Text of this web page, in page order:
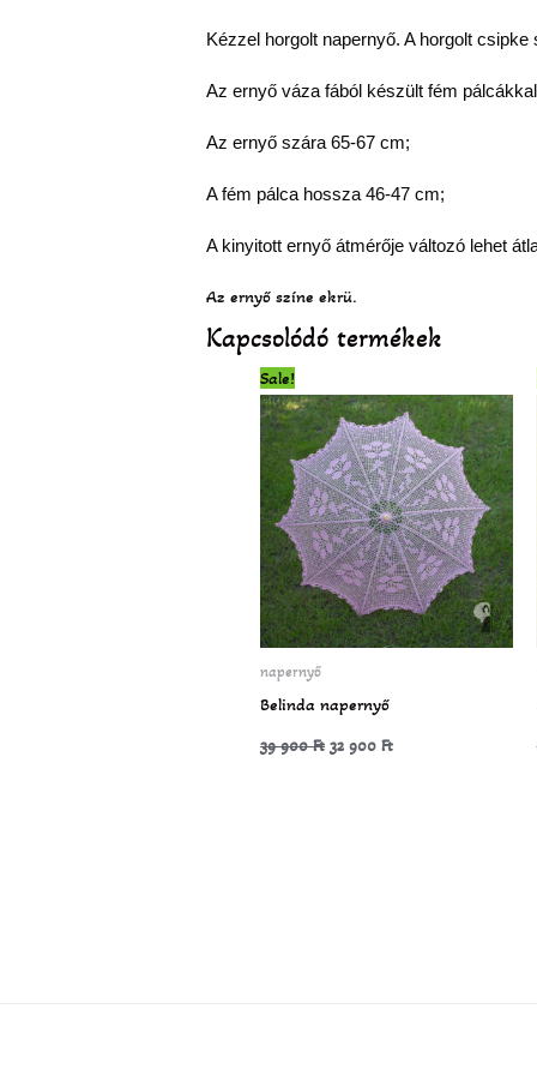
Kézzel horgolt napernyő. A horgolt
Az ernyő váza fából készült fém
Az ernyő szára 65-67 cm;
A fém pálca hossza 46-47 cm;
A kinyitott ernyő átmérője változó lehet
Az ernyő színe ekrü.
Kapcsolódó termékek
Sale!
napernyő
Belinda napernyő
39 900Ft
price
was:
39
900 Ft.
32 900Ft
price
is:
32
900 Ft.